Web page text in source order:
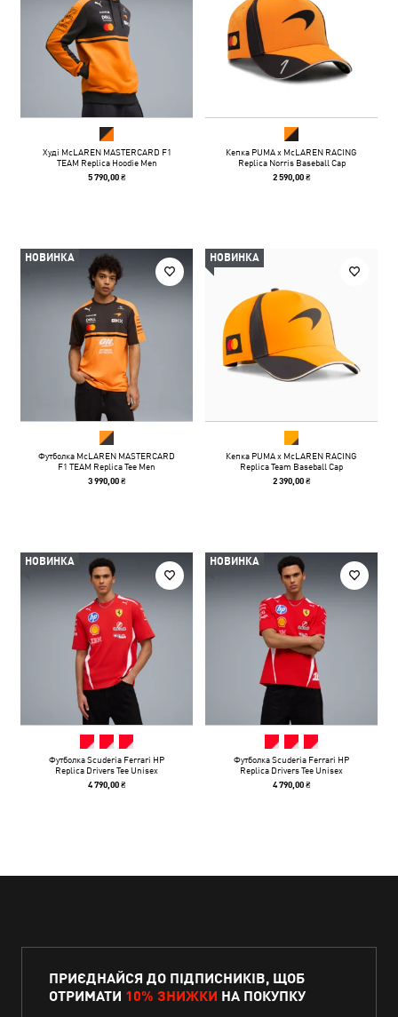
Худі McLAREN MASTERCARD F1
TEAM Replica Hoodie Men
5 790,00 ₴
Кепка PUMA x McLAREN RACING
Replica Norris Baseball Cap
2 590,00 ₴
Футболка McLAREN MASTERCARD
F1 TEAM Replica Tee Men
3 990,00 ₴
Кепка PUMA x McLAREN RACING
Replica Team Baseball Cap
2 390,00 ₴
Футболка Scuderia Ferrari HP
Replica Drivers Tee Unisex
4 790,00 ₴
Футболка Scuderia Ferrari HP
Replica Drivers Tee Unisex
4 790,00 ₴
ПРИЄДНАЙСЯ ДО ПІДПИСНИКІВ, ЩОБ
Введіть E-mail